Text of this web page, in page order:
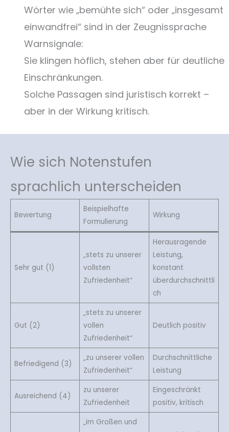
Wörter wie „bemühte sich“ oder „insgesamt
einwandfrei“ sind in der Zeugnissprache
Warnsignale:
Sie klingen höflich, stehen aber für deutliche
Einschränkungen.
Solche Passagen sind juristisch korrekt –
aber in der Wirkung kritisch.
Wie sich Notenstufen
sprachlich unterscheiden
Bewertung
Beispielhafte
Formulierung
Wirkung
Sehr gut (1)
„stets zu unserer
vollsten
Zufriedenheit“
Herausragende
Leistung,
konstant
überdurchschnittli
ch
Gut (2)
„stets zu unserer
vollen
Zufriedenheit“
Deutlich positiv
Befriedigend (3)
„zu unserer vollen
Zufriedenheit“
Durchschnittliche
Leistung
Ausreichend (4)
zu unserer
Zufriedenheit
Eingeschränkt
positiv, kritisch
„im Großen und